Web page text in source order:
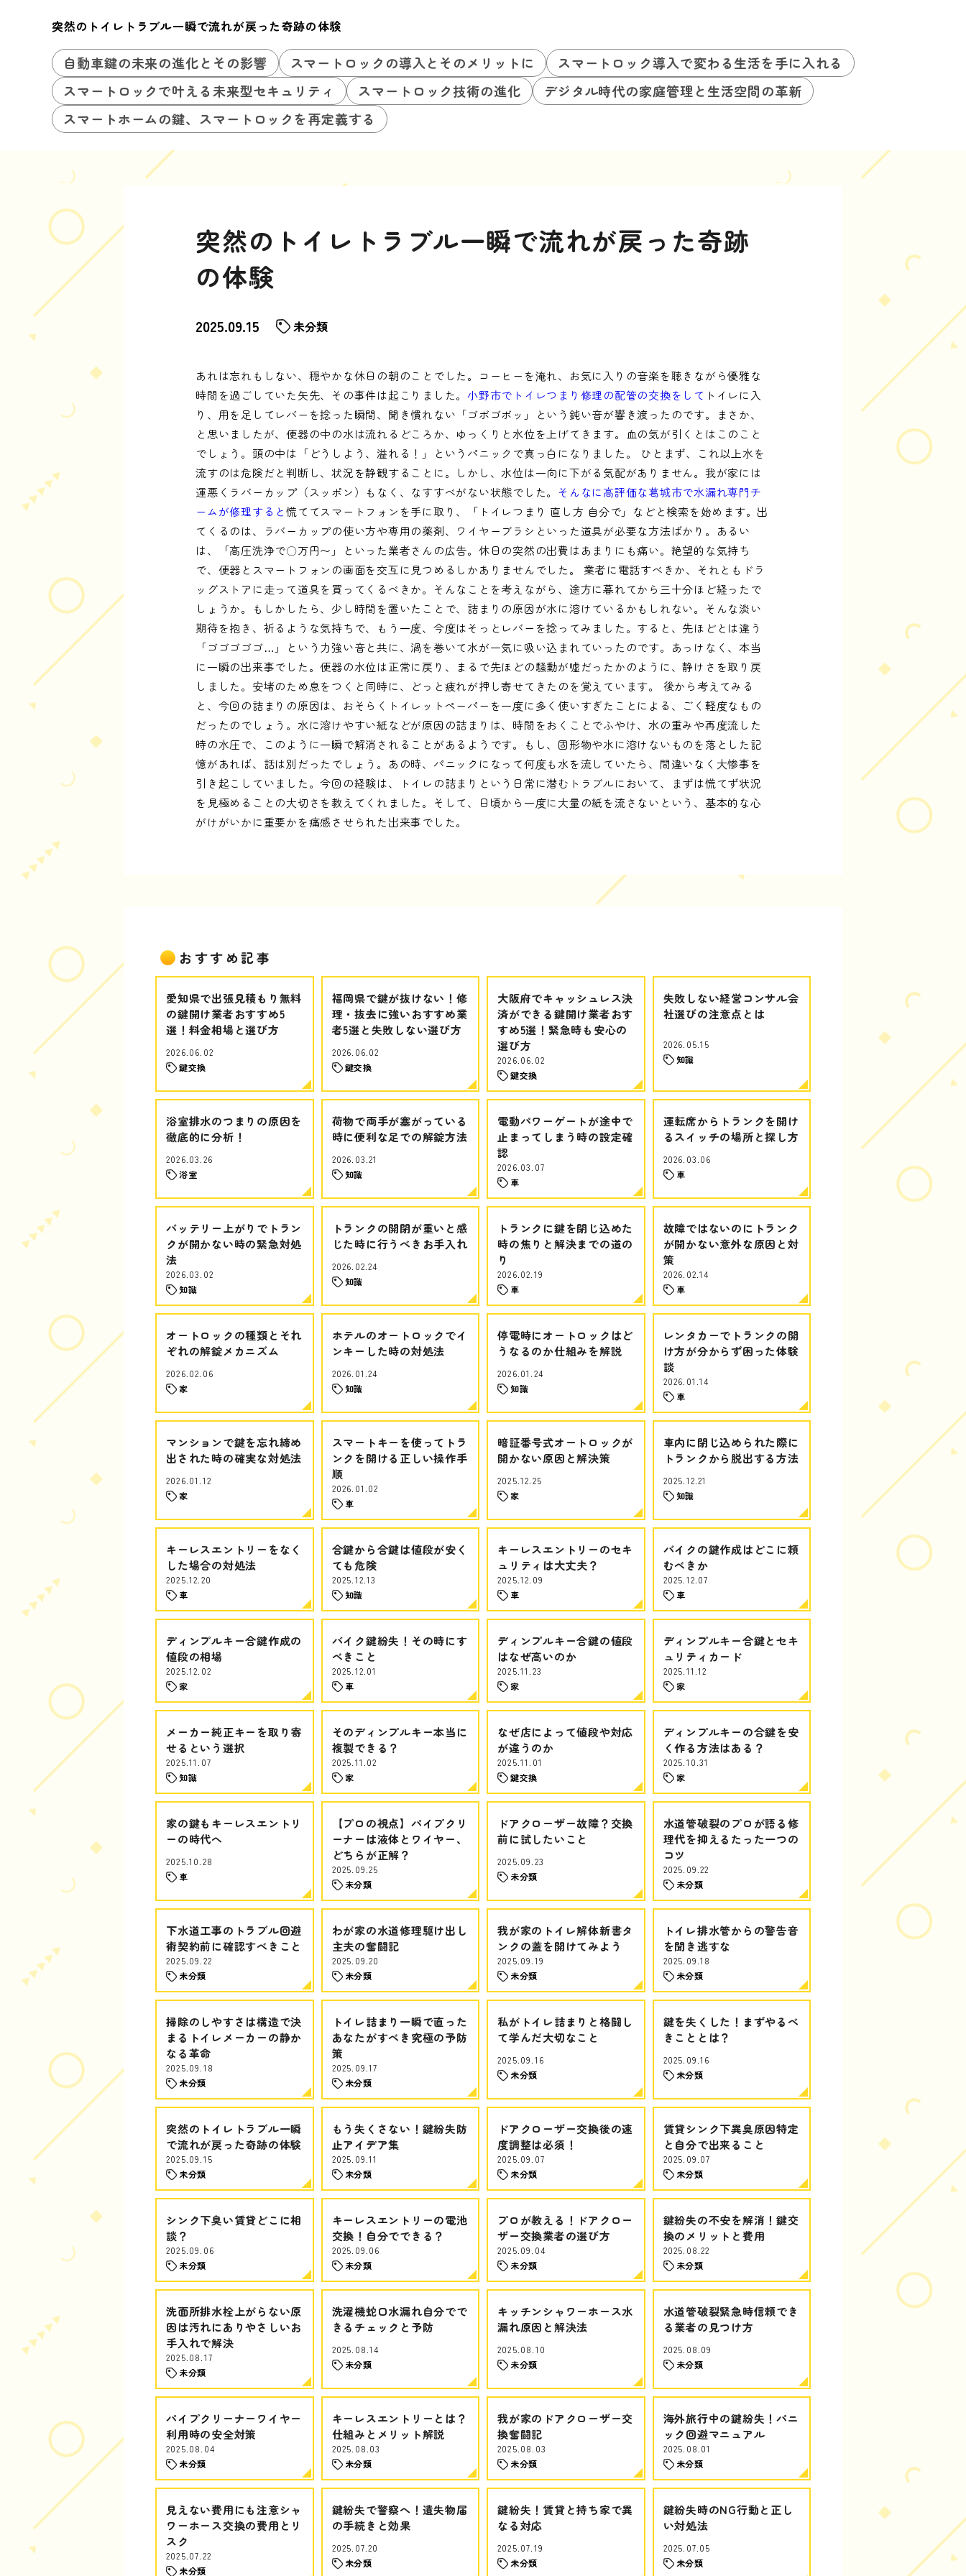
突然のトイレトラブル一瞬で流れが戻った奇跡の体験
自動車鍵の未来の進化とその影響 スマートロックの導入とそのメリットに
スマートロック導入で変わる生活を手に入れる
スマートロックで叶える未来型セキュリティ
スマートロック技術の進化
デジタル時代の家庭管理と生活空間の革新
スマートホームの鍵、スマートロックを再定義する
突然のトイレトラブル一瞬で流れが戻った奇跡
の体験
2025.09.15 未分類
あれは忘れもしない、穏やかな休日の朝のことでした。コーヒーを淹れ、お気に入りの音楽を聴きながら優雅な
時間を過ごしていた矢先、その事件は起こりました。 小野市でトイレつまり修理の配管の交換をして トイレに入
り、用を足してレバーを捻った瞬間、聞き慣れない「ゴボゴボッ」という鈍い音が響き渡ったのです。まさか、
と思いましたが、便器の中の水は流れるどころか、ゆっくりと水位を上げてきます。血の気が引くとはこのこと
でしょう。頭の中は「どうしよう、溢れる！」というパニックで真っ白になりました。 ひとまず、これ以上水を
流すのは危険だと判断し、状況を静観することに。しかし、水位は一向に下がる気配がありません。我が家には
運悪くラバーカップ（スッポン）もなく、なすすべがない状態でした。 そんなに高評価な葛城市で水漏れ専門チ
ームが修理すると慌ててスマートフォンを手に取り、「トイレつまり 直し方 自分で」などと検索を始めます。出
てくるのは、ラバーカップの使い方や専用の薬剤、ワイヤーブラシといった道具が必要な方法ばかり。あるい
は、「高圧洗浄で〇万円〜」といった業者さんの広告。休日の突然の出費はあまりにも痛い。絶望的な気持ち
で、便器とスマートフォンの画面を交互に見つめるしかありませんでした。 業者に電話すべきか、それともドラ
ッグストアに走って道具を買ってくるべきか。そんなことを考えながら、途方に暮れてから三十分ほど経ったで
しょうか。もしかしたら、少し時間を置いたことで、詰まりの原因が水に溶けているかもしれない。そんな淡い
期待を抱き、祈るような気持ちで、もう一度、今度はそっとレバーを捻ってみました。すると、先ほどとは違う
「ゴゴゴゴゴ…」という力強い音と共に、渦を巻いて水が一気に吸い込まれていったのです。あっけなく、本当
に一瞬の出来事でした。便器の水位は正常に戻り、まるで先ほどの騒動が嘘だったかのように、静けさを取り戻
しました。安堵のため息をつくと同時に、どっと疲れが押し寄せてきたのを覚えています。 後から考えてみる
と、今回の詰まりの原因は、おそらくトイレットペーパーを一度に多く使いすぎたことによる、ごく軽度なもの
だったのでしょう。水に溶けやすい紙などが原因の詰まりは、時間をおくことでふやけ、水の重みや再度流した
時の水圧で、このように一瞬で解消されることがあるようです。もし、固形物や水に溶けないものを落とした記
憶があれば、話は別だったでしょう。あの時、パニックになって何度も水を流していたら、間違いなく大惨事を
引き起こしていました。今回の経験は、トイレの詰まりという日常に潜むトラブルにおいて、まずは慌てず状況
を見極めることの大切さを教えてくれました。そして、日頃から一度に大量の紙を流さないという、基本的な心
がけがいかに重要かを痛感させられた出来事でした。
おすすめ記事
愛知県で出張見積もり無料
の鍵開け業者おすすめ5
選！料金相場と選び方
2026.06.02
鍵交換
福岡県で鍵が抜けない！修
理・抜去に強いおすすめ業
者5選と失敗しない選び方
2026.06.02
鍵交換
大阪府でキャッシュレス決
済ができる鍵開け業者おす
すめ5選！緊急時も安心の
選び方
2026.06.02
鍵交換
失敗しない経営コンサル会
社選びの注意点とは
2026.05.15
知識
浴室排水のつまりの原因を
徹底的に分析！
2026.03.26
浴室
荷物で両手が塞がっている
時に便利な足での解錠方法
2026.03.21
知識
電動パワーゲートが途中で
止まってしまう時の設定確
認
2026.03.07
車
運転席からトランクを開け
るスイッチの場所と探し方
2026.03.06
車
バッテリー上がりでトラン
クが開かない時の緊急対処
法
2026.03.02
知識
トランクの開閉が重いと感
じた時に行うべきお手入れ
2026.02.24
知識
トランクに鍵を閉じ込めた
時の焦りと解決までの道の
り
2026.02.19
車
故障ではないのにトランク
が開かない意外な原因と対
策
2026.02.14
車
オートロックの種類とそれ
ぞれの解錠メカニズム
2026.02.06
家
ホテルのオートロックでイ
ンキーした時の対処法
2026.01.24
知識
停電時にオートロックはど
うなるのか仕組みを解説
2026.01.24
知識
レンタカーでトランクの開
け方が分からず困った体験
談
2026.01.14
車
マンションで鍵を忘れ締め
出された時の確実な対処法
2026.01.12
家
スマートキーを使ってトラ
ンクを開ける正しい操作手
順
2026.01.02
車
暗証番号式オートロックが
開かない原因と解決策
2025.12.25
家
車内に閉じ込められた際に
トランクから脱出する方法
2025.12.21
知識
キーレスエントリーをなく
した場合の対処法
2025.12.20
車
合鍵から合鍵は値段が安く
ても危険
2025.12.13
知識
キーレスエントリーのセキ
ュリティは大丈夫？
2025.12.09
車
バイクの鍵作成はどこに頼
むべきか
2025.12.07
車
ディンプルキー合鍵作成の
値段の相場
2025.12.02
家
バイク鍵紛失！その時にす
べきこと
2025.12.01
車
ディンプルキー合鍵の値段
はなぜ高いのか
2025.11.23
家
ディンプルキー合鍵とセキ
ュリティカード
2025.11.12
家
メーカー純正キーを取り寄
せるという選択
2025.11.07
知識
そのディンプルキー本当に
複製できる？
2025.11.02
家
なぜ店によって値段や対応
が違うのか
2025.11.01
鍵交換
ディンプルキーの合鍵を安
く作る方法はある？
2025.10.31
家
家の鍵もキーレスエントリ
ーの時代へ
2025.10.28
車
【プロの視点】パイプクリ
ーナーは液体とワイヤー、
どちらが正解？
2025.09.25
未分類
ドアクローザー故障？交換
前に試したいこと
2025.09.23
未分類
水道管破裂のプロが語る修
理代を抑えるたった一つの
コツ
2025.09.22
未分類
下水道工事のトラブル回避
術契約前に確認すべきこと
2025.09.22
未分類
わが家の水道修理駆け出し
主夫の奮闘記
2025.09.20
未分類
我が家のトイレ解体新書タ
ンクの蓋を開けてみよう
2025.09.19
未分類
トイレ排水管からの警告音
を聞き逃すな
2025.09.18
未分類
掃除のしやすさは構造で決
まるトイレメーカーの静か
なる革命
2025.09.18
未分類
トイレ詰まり一瞬で直った
あなたがすべき究極の予防
策
2025.09.17
未分類
私がトイレ詰まりと格闘し
て学んだ大切なこと
2025.09.16
未分類
鍵を失くした！まずやるべ
きこととは？
2025.09.16
未分類
突然のトイレトラブル一瞬
で流れが戻った奇跡の体験
2025.09.15
未分類
もう失くさない！鍵紛失防
止アイデア集
2025.09.11
未分類
ドアクローザー交換後の速
度調整は必須！
2025.09.07
未分類
賃貸シンク下異臭原因特定
と自分で出来ること
2025.09.07
未分類
シンク下臭い賃貸どこに相
談？
2025.09.06
未分類
キーレスエントリーの電池
交換！自分でできる？
2025.09.06
未分類
プロが教える！ドアクロー
ザー交換業者の選び方
2025.09.04
未分類
鍵紛失の不安を解消！鍵交
換のメリットと費用
2025.08.22
未分類
洗面所排水栓上がらない原
因は汚れにありやさしいお
手入れで解決
2025.08.17
未分類
洗濯機蛇口水漏れ自分でで
きるチェックと予防
2025.08.14
未分類
キッチンシャワーホース水
漏れ原因と解決法
2025.08.10
未分類
水道管破裂緊急時信頼でき
る業者の見つけ方
2025.08.09
未分類
パイプクリーナーワイヤー
利用時の安全対策
2025.08.04
未分類
キーレスエントリーとは？
仕組みとメリット解説
2025.08.03
未分類
我が家のドアクローザー交
換奮闘記
2025.08.03
未分類
海外旅行中の鍵紛失！パニ
ック回避マニュアル
2025.08.01
未分類
見えない費用にも注意シャ
ワーホース交換の費用とリ
スク
2025.07.22
未分類
鍵紛失で警察へ！遺失物届
の手続きと効果
2025.07.20
未分類
鍵紛失！賃貸と持ち家で異
なる対応
2025.07.19
未分類
鍵紛失時のNG行動と正し
い対処法
2025.07.05
未分類